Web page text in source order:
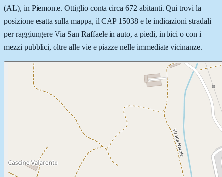
(AL), in Piemonte. Ottiglio conta circa 672 abitanti. Qui trovi la
posizione esatta sulla mappa, il CAP 15038 e le indicazioni stradali
per raggiungere Via San Raffaele in auto, a piedi, in bici o con i
mezzi pubblici, oltre alle vie e piazze nelle immediate vicinanze.